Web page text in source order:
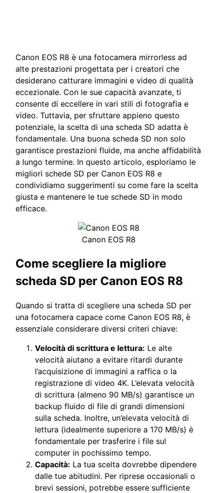
Canon EOS R8 è una fotocamera mirrorless ad
alte prestazioni progettata per i creatori che
desiderano catturare immagini e video di qualità
eccezionale. Con le sue capacità avanzate, ti
consente di eccellere in vari stili di fotografia e
video. Tuttavia, per sfruttare appieno questo
potenziale, la scelta di una scheda SD adatta è
fondamentale. Una buona scheda SD non solo
garantisce prestazioni fluide, ma anche affidabilità
a lungo termine. In questo articolo, esploriamo le
migliori schede SD per Canon EOS R8 e
condividiamo suggerimenti su come fare la scelta
giusta e mantenere le tue schede SD in modo
efficace.
Canon EOS R8
Come scegliere la migliore
scheda SD per Canon EOS R8
Quando si tratta di scegliere una scheda SD per
una fotocamera capace come Canon EOS R8, è
essenziale considerare diversi criteri chiave:
Velocità di scrittura e lettura: Le alte
velocità aiutano a evitare ritardi durante
l’acquisizione di immagini a raffica o la
registrazione di video 4K. L’elevata velocità
di scrittura (almeno 90 MB/s) garantisce un
backup fluido di file di grandi dimensioni
sulla scheda. Inoltre, un’elevata velocità di
lettura (idealmente superiore a 170 MB/s) è
fondamentale per trasferire i file sul
computer in pochissimo tempo.
Capacità: La tua scelta dovrebbe dipendere
dalle tue abitudini. Per riprese occasionali o
brevi sessioni, potrebbe essere sufficiente